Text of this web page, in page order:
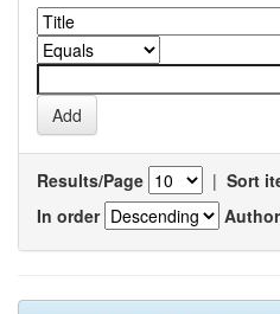
Results/Page | Sort
In order